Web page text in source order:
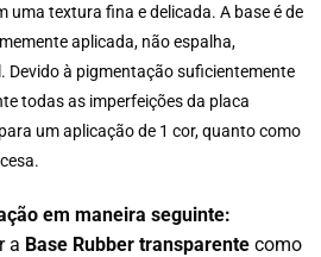
uma textura fina e delicada. A base é de
aplicada, não espalha,
Devido à pigmentação suficientemente
todas as imperfeições da placa
um aplicação de 1 cor, quanto como
em maneira seguinte:
a Base Rubber transparente como